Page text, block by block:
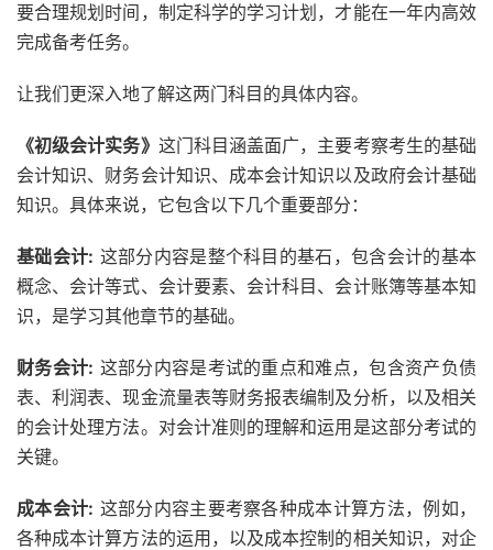
要合理规划时间，制定科学的学习计划，才能在一年内高效
完成备考任务。
让我们更深入地了解这两门科目的具体内容。
《初级会计实务》 这门科目涵盖面广，主要考察考生的基础
会计知识、财务会计知识、成本会计知识以及政府会计基础
知识。具体来说，它包含以下几个重要部分：
基础会计: 这部分内容是整个科目的基石，包含会计的基本
概念、会计等式、会计要素、会计科目、会计账簿等基本知
识，是学习其他章节的基础。
财务会计: 这部分内容是考试的重点和难点，包含资产负债
表、利润表、现金流量表等财务报表编制及分析，以及相关
的会计处理方法。对会计准则的理解和运用是这部分考试的
关键。
成本会计: 这部分内容主要考察各种成本计算方法，例如，
各种成本计算方法的运用，以及成本控制的相关知识，对企